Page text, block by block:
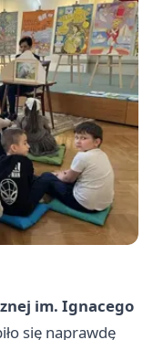
im. Ignacego
się naprawdę